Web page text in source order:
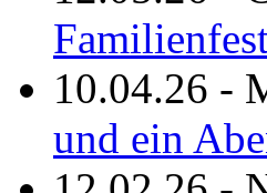
10.04.26 -
und ein